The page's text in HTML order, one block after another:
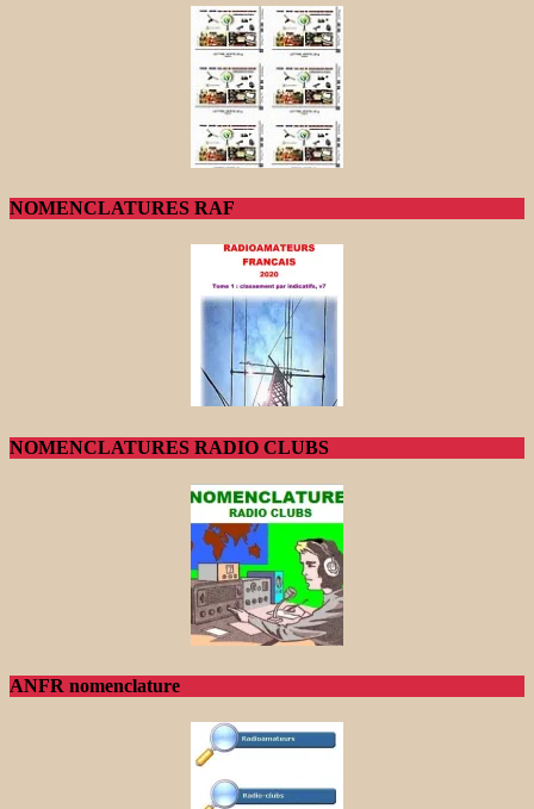
NOMENCLATURES RAF
NOMENCLATURES RADIO CLUBS
ANFR nomenclature